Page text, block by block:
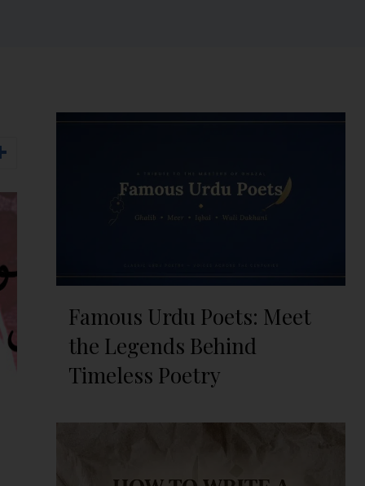
Famous Urdu Poets: Meet
the Legends Behind
Timeless Poetry